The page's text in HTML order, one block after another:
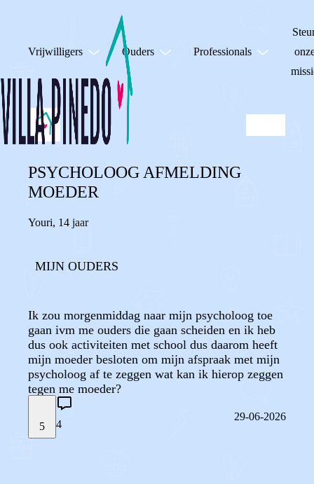
Vrijwilligers Ouders Professionals
PSYCHOLOOG AFMELDING
MOEDER
Youri, 14 jaar
MIJN OUDERS
Ik zou morgenmiddag naar mijn psycholoog toe
gaan ivm me ouders die gaan scheiden en ik heb
dus ook activiteiten met school dus daarom heeft
mijn moeder besloten om mijn afspraak met mijn
psycholoog af te zeggen wat kan ik hierop zeggen
tegen me moeder?
5 4
29-06-2026